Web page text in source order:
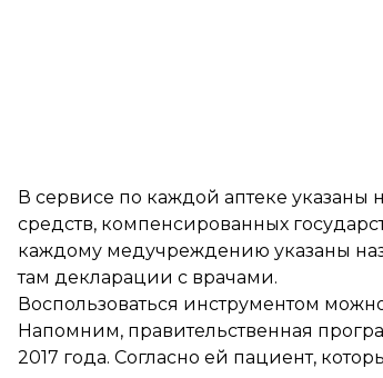
В сервисе по каждой аптеке указаны
средств, компенсированных
каждому медучреждению указаны
там декларации с врачами.
Воспользоваться инструментом
Напомним, правительственная
2017 года. Согласно ей пациент,